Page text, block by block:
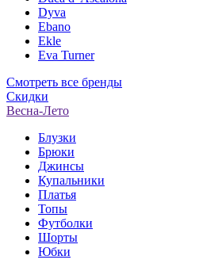
Dyva
Ebano
Ekle
Eva Turner
Смотреть все бренды
Скидки
Весна-Лето
Блузки
Брюки
Джинсы
Купальники
Платья
Топы
Футболки
Шорты
Юбки